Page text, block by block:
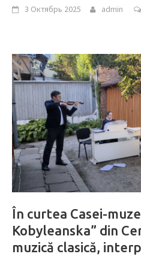
3 Октябрь 2025 admin
În curtea Casei-
Kobyleanska” din
muzică clasică,